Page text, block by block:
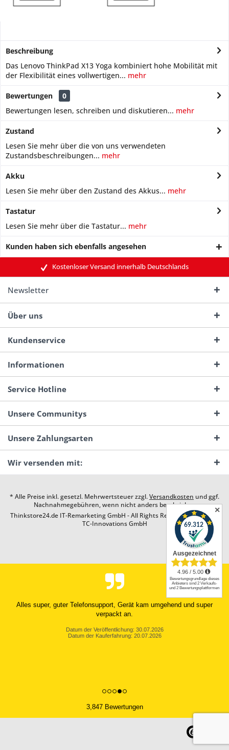
Beschreibung
Das Lenovo ThinkPad X13 Yoga kombiniert hohe Mobilität mit
der Flexibilität eines vollwertigen... mehr
Bewertungen
0
Bewertungen lesen, schreiben und diskutieren... mehr
Zustand
Lesen Sie mehr über die von uns verwendeten
Zustandsbeschreibungen... mehr
Akku
Lesen Sie mehr über den Zustand des Akkus... mehr
Tastatur
Lesen Sie mehr über die Tastatur... mehr
Kunden haben sich ebenfalls angesehen
Kostenloser Versand innerhalb Deutschlands
Newsletter
Über uns
Kundenservice
Informationen
Service Hotline
Unsere Communitys
Unsere Zahlungsarten
Wir versenden mit:
* Alle Preise inkl. gesetzl. Mehrwertsteuer zzgl.Versandkosten und ggf.
Nachnahmegebühren, wenn nicht anders beschrieben
Thinkstore24.de IT-Remarketing GmbH - All Rights Reserved. Design by
TC-Innovations GmbH
Alles super, guter Telefonsupport, Gerät kam umgehend und super
verpackt an.
Datum der Veröffentlichung: 30.07.2026
Datum der Kauferfahrung: 20.07.2026
3,847 Bewertungen
✕